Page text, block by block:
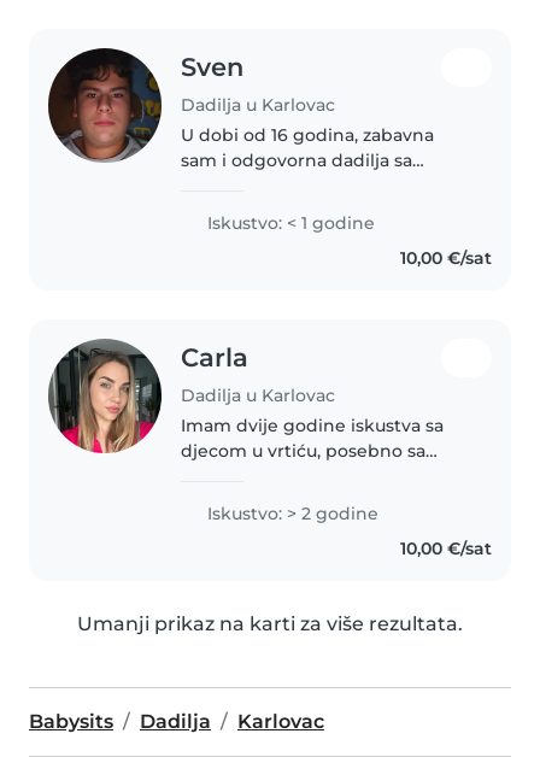
Sven
Dadilja u Karlovac
U dobi od 16 godina, zabavna
sam i odgovorna dadilja sa
nemam prethodnog iskustva u
brizi za djecu, trenutno idem u
kuharsku školu i voljna sam učiti
Iskustvo: < 1 godine
10,00 €/sat
Carla
Dadilja u Karlovac
Imam dvije godine iskustva sa
djecom u vrtiću, posebno sa
diplomu VSS ekonomije i ove
godine upisujem fakultet Ranog
Iskustvo: > 2 godine
10,00 €/sat
Umanji prikaz na karti za više rezultata.
Babysits Dadilja Karlovac